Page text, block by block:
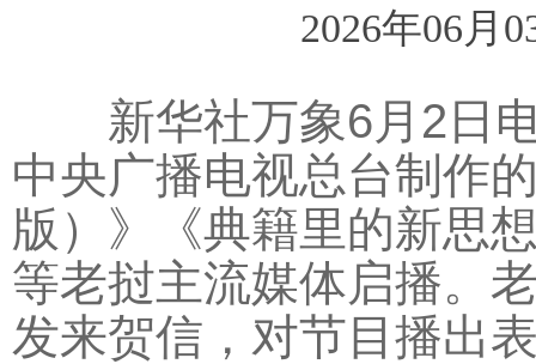
2026年06月
新华社万象6月2日电
中央广播电视总台制作
版）》《典籍里的新思
等老挝主流媒体启播。
发来贺信，对节目播出